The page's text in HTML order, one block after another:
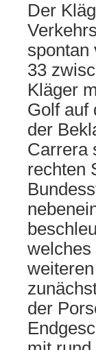
Der
spontan
33
Kläger
Golf auf
der
Carrera
rechten
welches
der